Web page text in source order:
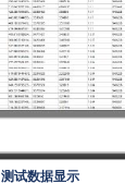
测试数据显示